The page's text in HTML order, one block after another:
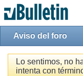
Aviso del foro
Lo sentimos, no
intenta con